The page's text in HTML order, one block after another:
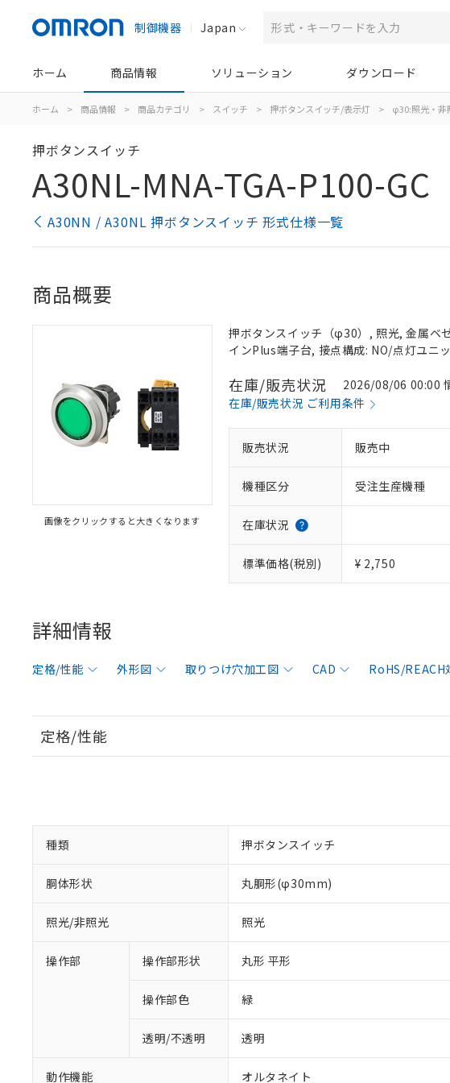
制御機器 Japan
ホーム 商品情報 ソリューション ダウンロード
ホーム > 商品情報 > 商品カテゴリ > スイッチ > 押ボタンスイッチ/表示灯 > φ30:照光・非
押ボタンスイッチ
A30NL-MNA-TGA-P100-GC
A30NN / A30NL 押ボタンスイッチ 形式仕様一覧
商品概要
画像をクリックすると大きくなります
押ボタンスイッチ（φ30）, 照光, 金属ベ
インPlus端子台, 接点構成: NO/点灯ユニ
在庫/販売状況
2026/08/06 00:00
在庫/販売状況 ご利用条件
販売状況 販売中
機種区分 受注生産機種
在庫状況
標準価格(税別) ¥ 2,750
詳細情報
定格/性能 外形図 取りつけ穴加工図 CAD RoHS/REACH
定格/性能
種類 押ボタンスイッチ
胴体形状 丸胴形(φ30mm)
照光/非照光 照光
操作部 操作部形状 丸形 平形
操作部色 緑
透明/不透明 透明
動作機能 オルタネイト